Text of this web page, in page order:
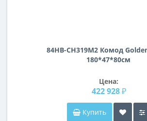
84HB-CH319M2 Комод
180*47*80см
Цена:
422 928 ₽
Купить